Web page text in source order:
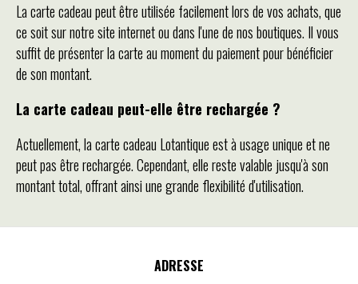
La carte cadeau peut être utilisée facilement lors de vos achats, que
ce soit sur notre site internet ou dans l'une de nos boutiques. Il vous
suffit de présenter la carte au moment du paiement pour bénéficier
de son montant.
La carte cadeau peut-elle être rechargée ?
Actuellement, la carte cadeau Lotantique est à usage unique et ne
peut pas être rechargée. Cependant, elle reste valable jusqu'à son
montant total, offrant ainsi une grande flexibilité d'utilisation.
ADRESSE